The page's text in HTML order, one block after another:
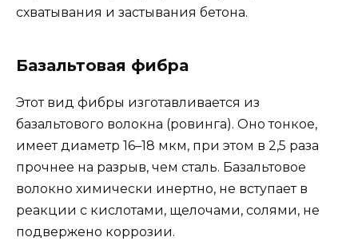
схватывания и застывания бетона.
Базальтовая фибра
Этот вид фибры изготавливается из
базальтового волокна (ровинга). Оно тонкое,
имеет диаметр 16–18 мкм, при этом в 2,5 раза
прочнее на разрыв, чем сталь. Базальтовое
волокно химически инертно, не вступает в
реакции с кислотами, щелочами, солями, не
подвержено коррозии.